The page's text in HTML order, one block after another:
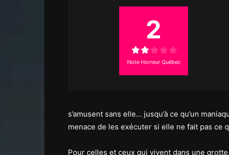
2
Note Horreur Québec
s’amusent sans elle… jusqu’à ce qu’un
menace de les exécuter si elle ne fait pas ce
Pour celles et ceux qui vivent dans une